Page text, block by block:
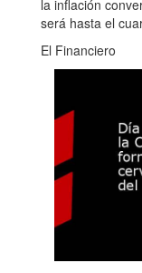
la inflación
será hasta el
El Financiero